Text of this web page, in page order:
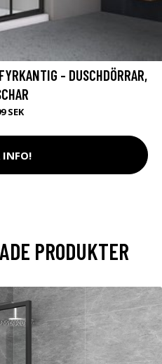
- DUSCHDÖRRAR,
SEK
INFO!
PRODUKTER